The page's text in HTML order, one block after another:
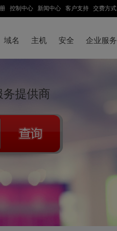
控制中心 新闻中心 客户支持 交费方式
域名 主机 安全 企业服务
务提供商